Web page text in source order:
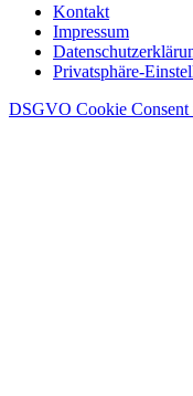
Kontakt
Impressum
Privatsphäre-
DSGVO Cookie